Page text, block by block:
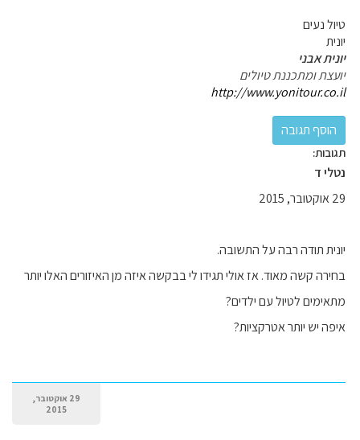
טיול נעים
יונית
יונית אבני
יועצת ומתכננת טיולים
http://www.yonitour.co.il
תגובות:
נטלי ד
29 אוקטובר, 2015
יונית תודה רבה על התשובה.
בחירה קשה מאוד. אז אולי תגידו לי בבקשה איזה מן האיזורים האלו יותר
מתאימים לטיול עם ילדים?
איפה יש יותר אטרקציות?
29 אוקטובר,
2015